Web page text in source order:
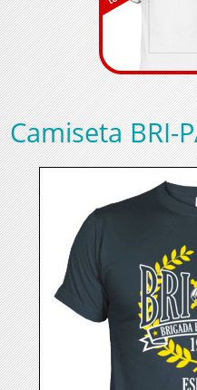
Camiseta BRI-